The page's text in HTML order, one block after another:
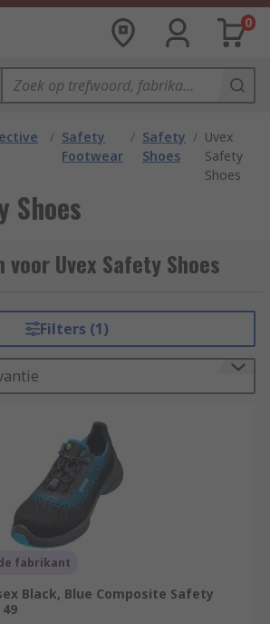
0
/ Safety
Footwear
/ Safety
Shoes
/ Uvex
Safety
Shoes
Shoes
Uvex Safety Shoes
Filters (1)
fabrikant
Black, Blue Composite Safety
49